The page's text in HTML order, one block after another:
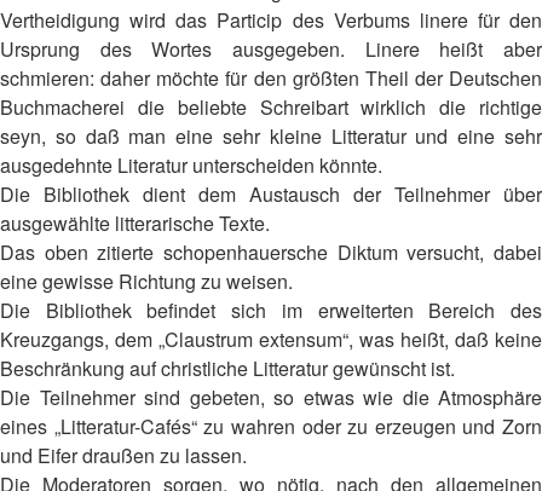
Vertheidigung wird das Particip des Verbums linere für den
Ursprung des Wortes ausgegeben. Linere heißt aber
schmieren: daher möchte für den größten Theil der Deutschen
Buchmacherei die beliebte Schreibart wirklich die richtige
seyn, so daß man eine sehr kleine Litteratur und eine sehr
ausgedehnte Literatur unterscheiden könnte.
Die Bibliothek dient dem Austausch der Teilnehmer über
ausgewählte litterarische Texte.
Das oben zitierte schopenhauersche Diktum versucht, dabei
eine gewisse Richtung zu weisen.
Die Bibliothek befindet sich im erweiterten Bereich des
Kreuzgangs, dem „Claustrum extensum“, was heißt, daß keine
Beschränkung auf christliche Litteratur gewünscht ist.
Die Teilnehmer sind gebeten, so etwas wie die Atmosphäre
eines „Litteratur-Cafés“ zu wahren oder zu erzeugen und Zorn
und Eifer draußen zu lassen.
Die Moderatoren sorgen, wo nötig, nach den allgemeinen